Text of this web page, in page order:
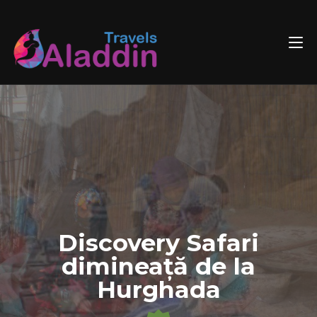
content
Discovery Safari
dimineață de la
Hurghada